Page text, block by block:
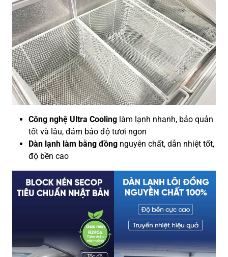
Công nghệ Ultra Cooling làm lạnh nhanh, bảo quản
tốt và lâu, đảm bảo độ tươi ngon
Dàn lạnh làm bằng đồng nguyên chất, dẫn nhiệt tốt,
độ bền cao